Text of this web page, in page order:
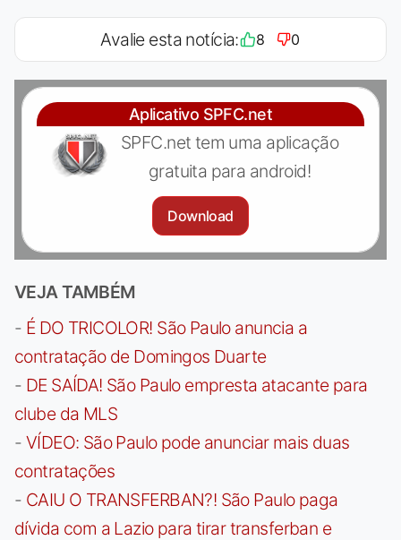
Avalie esta notícia: 8 0
Aplicativo SPFC.net
SPFC.net tem uma aplicação
gratuita para android!
Download
VEJA TAMBÉM
- É DO TRICOLOR! São Paulo anuncia a
contratação de Domingos Duarte
- DE SAÍDA! São Paulo empresta atacante para
clube da MLS
- VÍDEO: São Paulo pode anunciar mais duas
contratações
- CAIU O TRANSFERBAN?! São Paulo paga
dívida com a Lazio para tirar transferban e